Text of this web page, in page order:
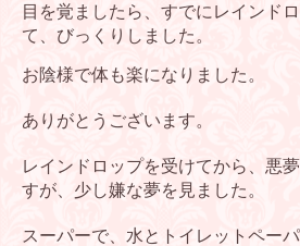
目を覚ましたら、すでにレインド
て、びっくりしま した。
お陰様で体も楽になりました。
ありがとうございます。
レインドロップを受けてから、悪
すが、少し嫌な夢を見ました。
スーパーで、水とトイレットペー